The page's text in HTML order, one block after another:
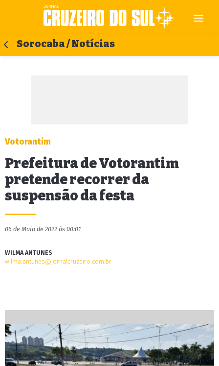
Sorocaba / Notícias
Votorantim
Prefeitura de Votorantim
pretende recorrer da
suspensão da festa
06 de Maio de 2022 às 00:01
WILMA ANTUNES
wilma.antunes@jornalcruzeiro.com.br